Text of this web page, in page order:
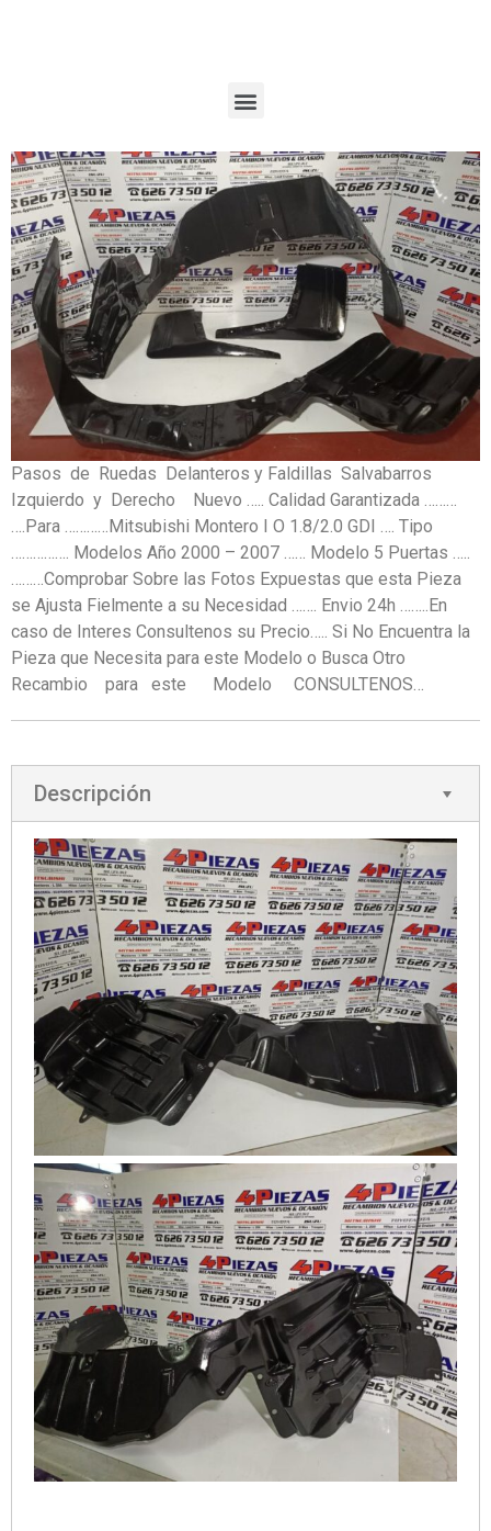
Pasos de Ruedas Delanteros y Faldillas Salvabarros
Izquierdo y Derecho Nuevo ….. Calidad Garantizada ………
….Para …………Mitsubishi Montero I O 1.8/2.0 GDI …. Tipo
……………. Modelos Año 2000 – 2007 …… Modelo 5 Puertas …..
………Comprobar Sobre las Fotos Expuestas que esta Pieza
se Ajusta Fielmente a su Necesidad ……. Envio 24h ……..En
caso de Interes Consultenos su Precio….. Si No Encuentra la
Pieza que Necesita para este Modelo o Busca Otro
Recambio para este Modelo CONSULTENOS…
Descripción